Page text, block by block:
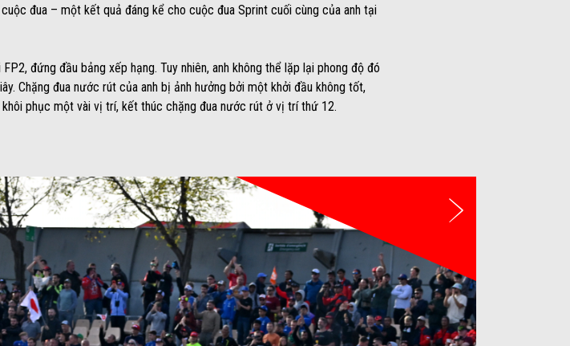
đua – một kết quả đáng kể cho cuộc đua Sprint cuối cùng của anh tại
đứng đầu bảng xếp hạng. Tuy nhiên, anh không thể lặp lại phong độ đó
Chặng đua nước rút của anh bị ảnh hưởng bởi một khởi đầu không tốt,
phục một vài vị trí, kết thúc chặng đua nước rút ở vị trí thứ 12.
Tiếp theo